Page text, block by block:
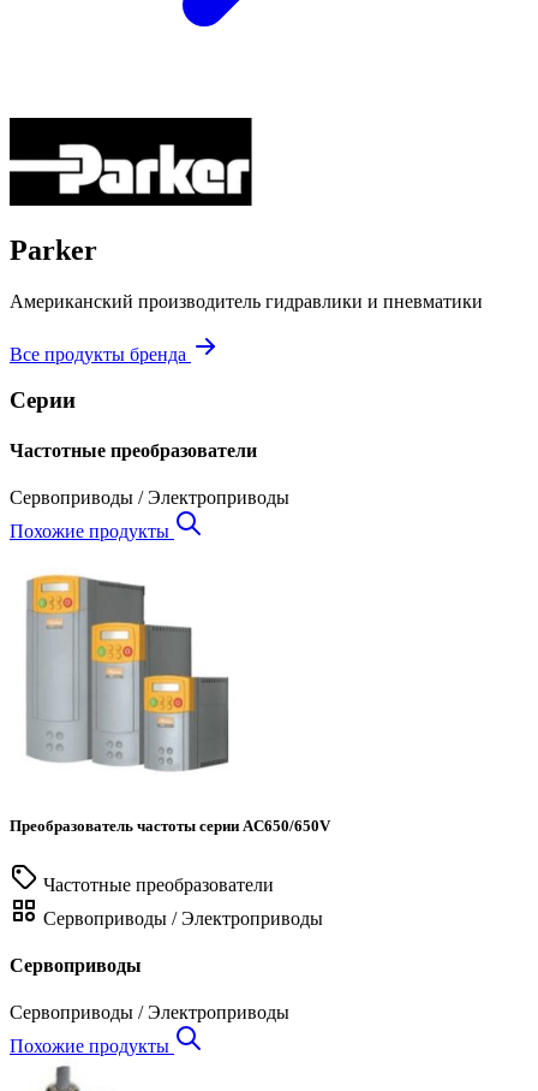
Parker
Американский производитель гидравлики и пневматики
Все продукты бренда
Серии
Частотные преобразователи
Сервоприводы / Электроприводы
Похожие продукты
Преобразователь частоты серии AC650/650V
Частотные преобразователи
Сервоприводы / Электроприводы
Сервоприводы
Сервоприводы / Электроприводы
Похожие продукты